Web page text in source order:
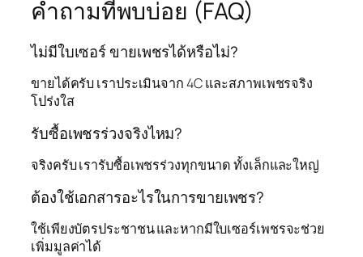
คำถามที่พบบ่อย (FAQ)
ไม่มีใบเซอร์ ขายเพชรได้หรือไม่?
ขายได้ครับ เราประเมินจาก 4C และสภาพเพชรจริง
โปร่งใส
รับซื้อเพชรร่วงจริงไหม?
จริงครับ เรารับซื้อเพชรร่วงทุกขนาด ทั้งเล็กและใหญ่
ต้องใช้เอกสารอะไรในการขายเพชร?
ใช้เพียงบัตรประชาชน และหากมีใบเซอร์เพชรจะช่วย
เพิ่มมูลค่าได้